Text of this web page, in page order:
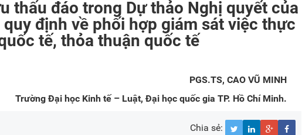
thấu đáo trong Dự thảo Nghị quyết của
định về phối hợp giám sát việc thực
tế, thỏa thuận quốc tế
PGS.TS, CAO VŨ MINH
Trường Đại học Kinh tế – Luật, Đại học quốc gia TP. Hồ Chí Minh.
Chia sẻ: